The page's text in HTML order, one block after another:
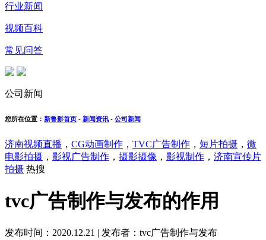
行业新闻
视频百科
常见问答
公司新闻
您所在位置： 新鲁影首页 - 新闻资讯 - 公司新闻
济南视频直播 ， CG动画制作 ， TVC广告制作 ， 短片拍摄 ， 微
电影拍摄 ， 影视广告制作 ， 摄影摄像 ， 影视制作 ， 济南宣传片
拍摄 热搜
tvc广告制作与发布的作用
发布时间：2020.12.21 | 发布者：tvc广告制作与发布